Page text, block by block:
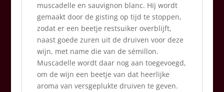
muscadelle en sauvignon blanc. Hij wordt
gemaakt door de gisting op tijd te stoppen,
zodat er een beetje restsuiker overblijft,
naast goede zuren uit de druiven voor deze
wijn, met name die van de sémillon.
Muscadelle wordt daar nog aan toegevoegd,
om de wijn een beetje van dat heerlijke
aroma van versgeplukte druiven te geven.